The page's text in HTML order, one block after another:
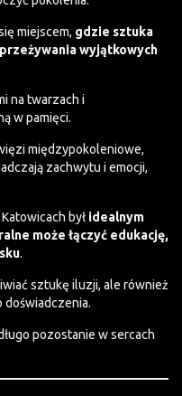
miejscem, gdzie sztuka
wyjątkowych
na twarzach i
w pamięci.
międzypokoleniowe,
zachwytu i emocji,
był idealnym
może łączyć edukację,
.
sztukę iluzji, ale również
pozostanie w sercach